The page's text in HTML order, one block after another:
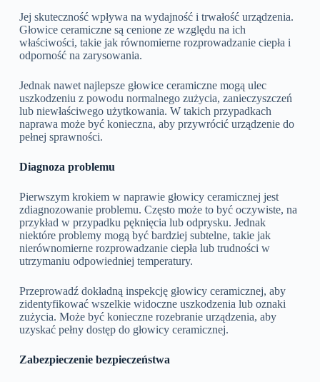
Jej skuteczność wpływa na wydajność i trwałość urządzenia.
Głowice ceramiczne są cenione ze względu na ich
właściwości, takie jak równomierne rozprowadzanie ciepła i
odporność na zarysowania.
Jednak nawet najlepsze głowice ceramiczne mogą ulec
uszkodzeniu z powodu normalnego zużycia, zanieczyszczeń
lub niewłaściwego użytkowania. W takich przypadkach
naprawa może być konieczna, aby przywrócić urządzenie do
pełnej sprawności.
Diagnoza problemu
Pierwszym krokiem w naprawie głowicy ceramicznej jest
zdiagnozowanie problemu. Często może to być oczywiste, na
przykład w przypadku pęknięcia lub odprysku. Jednak
niektóre problemy mogą być bardziej subtelne, takie jak
nierównomierne rozprowadzanie ciepła lub trudności w
utrzymaniu odpowiedniej temperatury.
Przeprowadź dokładną inspekcję głowicy ceramicznej, aby
zidentyfikować wszelkie widoczne uszkodzenia lub oznaki
zużycia. Może być konieczne rozebranie urządzenia, aby
uzyskać pełny dostęp do głowicy ceramicznej.
Zabezpieczenie bezpieczeństwa